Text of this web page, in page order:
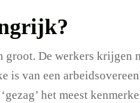
groot. De werkers
is van een
het meest